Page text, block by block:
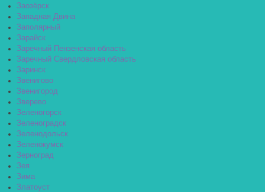
Заозёрск
Западная Двина
Заполярный
Зарайск
Заречный Пензенская область
Заречный Свердловская область
Заринск
Звенигово
Звенигород
Зверево
Зеленогорск
Зеленоградск
Зеленодольск
Зеленокумск
Зерноград
Зея
Зима
Златоуст